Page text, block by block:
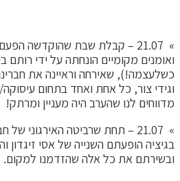
» 21.07 – קבלת שבת שהוקדשה
ואומנים מקומיים הונחתה על ידי
כשלעצמה!), שאירחה וראיינה את
וגידי צור, כל אחת ואחד בתחום עיסוקה/
מדווחים לנו שהערב היה מעניין ומרתק!
» 21.07 – תחת שרביטה האירגוני
בגיציה הופעתם השנייה של אסי זיגדון
ובשירתם את כל אלה שהזדמנו למקום.